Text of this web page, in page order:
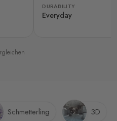
DURABILITY
Everyday
Schmetterling 3D